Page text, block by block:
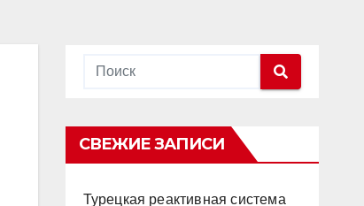
СВЕЖИЕ ЗАПИСИ
Турецкая реактивная система